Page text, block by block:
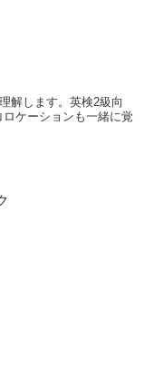
解します。英検2級向
ケーションも一緒に覚